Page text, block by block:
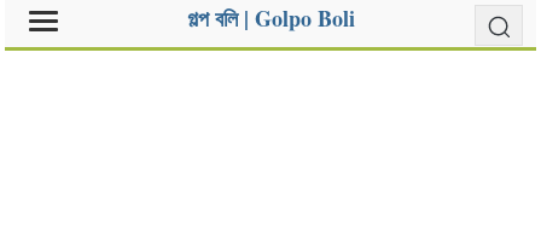
গল্প বলি | Golpo Boli